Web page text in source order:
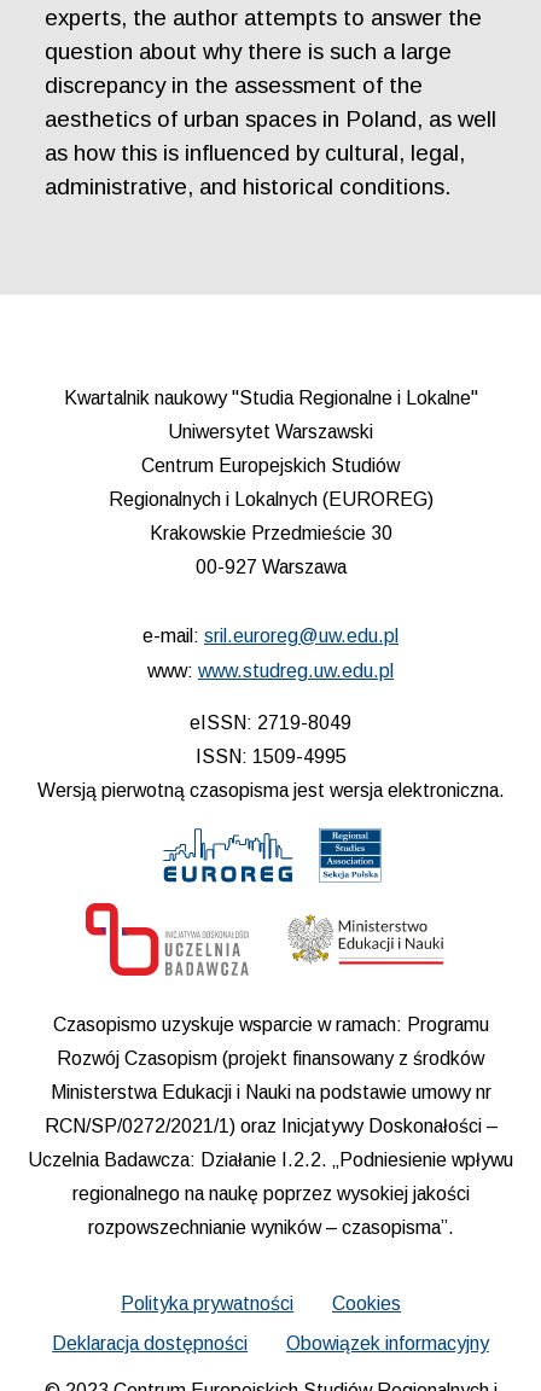
experts, the author attempts to answer the
question about why there is such a large
discrepancy in the assessment of the
aesthetics of urban spaces in Poland, as well
as how this is influenced by cultural, legal,
administrative, and historical conditions.
Kwartalnik naukowy "Studia Regionalne i Lokalne"
Uniwersytet Warszawski
Centrum Europejskich Studiów
Regionalnych i Lokalnych (EUROREG)
Krakowskie Przedmieście 30
00-927 Warszawa
e-mail: sril.euroreg@uw.edu.pl
www: www.studreg.uw.edu.pl
eISSN: 2719-8049
ISSN: 1509-4995
Wersją pierwotną czasopisma jest wersja elektroniczna.
Czasopismo uzyskuje wsparcie w ramach: Programu
Rozwój Czasopism (projekt finansowany z środków
Ministerstwa Edukacji i Nauki na podstawie umowy nr
RCN/SP/0272/2021/1) oraz Inicjatywy Doskonałości –
Uczelnia Badawcza: Działanie I.2.2. „Podniesienie wpływu
regionalnego na naukę poprzez wysokiej jakości
rozpowszechnianie wyników – czasopisma”.
Polityka prywatności
Cookies
Deklaracja dostępności
Obowiązek informacyjny